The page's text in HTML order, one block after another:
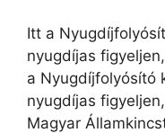
Itt a
nyugdíjas
a Nyugdíjfolyósító
nyugdíjas
Magyar